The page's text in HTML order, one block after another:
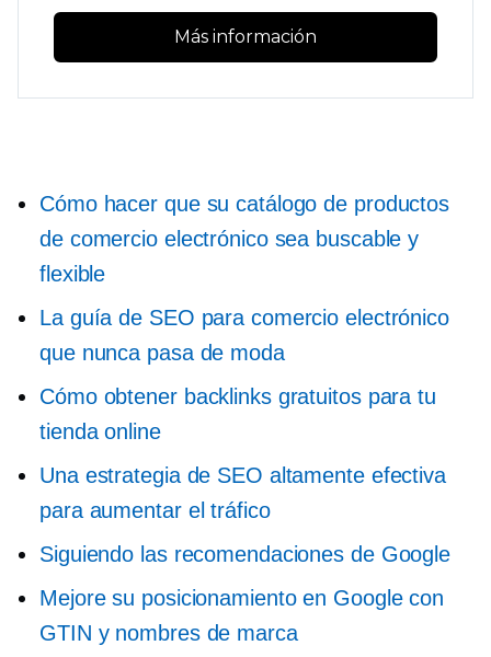
Más información
Cómo hacer que su catálogo de productos
de comercio electrónico sea buscable y
flexible
La guía de SEO para comercio electrónico
que nunca pasa de moda
Cómo obtener backlinks gratuitos para tu
tienda online
Una estrategia de SEO altamente efectiva
para aumentar el tráfico
Siguiendo las recomendaciones de Google
Mejore su posicionamiento en Google con
GTIN y nombres de marca